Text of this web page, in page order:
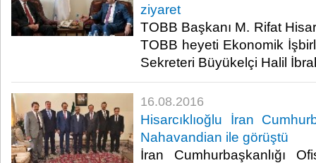
ziyaret
TOBB Başkanı M. Rifat
TOBB heyeti Ekonomik
Sekreteri Büyükelçi Halil
16.08.2016
Hisarcıklıoğlu İran
Nahavandian ile görüştü
İran Cumhurbaşkanlığı